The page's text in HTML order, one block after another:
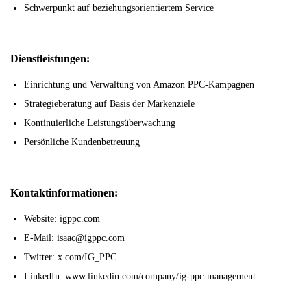
Schwerpunkt auf beziehungsorientiertem Service
Dienstleistungen:
Einrichtung und Verwaltung von Amazon PPC-Kampagnen
Strategieberatung auf Basis der Markenziele
Kontinuierliche Leistungsüberwachung
Persönliche Kundenbetreuung
Kontaktinformationen:
Website: igppc.com
E-Mail: isaac@igppc.com
Twitter: x.com/IG_PPC
LinkedIn: www.linkedin.com/company/ig-ppc-management